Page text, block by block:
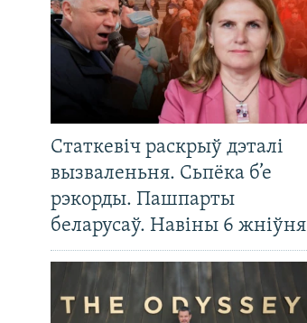
Статкевіч раскрыў дэталі
вызваленьня. Сьпёка б’е
рэкорды. Пашпарты
беларусаў. Навіны 6 жніўня